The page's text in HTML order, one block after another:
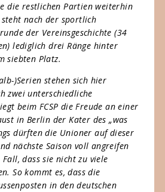
die restlichen Partien weiterhin
nach der sportlich
der Vereinsgeschichte (34
lediglich drei Ränge hinter
siebten Platz.
)Serien stehen sich hier
zwei unterschiedliche
beim FCSP die Freude an einer
in Berlin der Kater des „was
dürften die Unioner auf dieser
nächste Saison voll angreifen
dass sie nicht zu viele
So kommt es, dass die
in den deutschen